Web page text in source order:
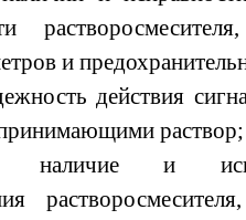
и
действия
раствор;
наличие и